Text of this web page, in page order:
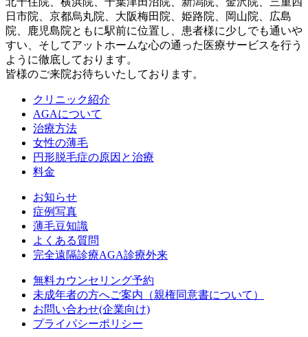
日市院、京都烏丸院、大阪梅田院、姫路院、岡山院、広島
院、鹿児島院ともに駅前に位置し、患者様に少しでも通いや
すい、そしてアットホームな心の通った医療サービスを行う
ように徹底しております。
皆様のご来院お待ちいたしております。
クリニック紹介
AGAについて
治療方法
女性の薄毛
円形脱毛症の原因と治療
料金
お知らせ
症例写真
薄毛豆知識
よくある質問
完全遠隔診療AGA診療外来
無料カウンセリング予約
未成年者の方へご案内（親権同意書について）
お問い合わせ(企業向け)
プライパシーポリシー